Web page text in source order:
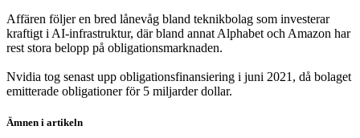
Affären följer en bred lånevåg bland teknikbolag som investerar
kraftigt i AI-infrastruktur, där bland annat Alphabet och Amazon har
rest stora belopp på obligationsmarknaden.
Nvidia tog senast upp obligationsfinansiering i juni 2021, då bolaget
emitterade obligationer för 5 miljarder dollar.
Ämnen i artikeln